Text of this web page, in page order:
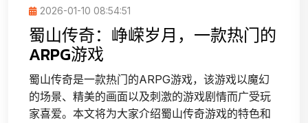
2026-01-10 08:54:51
蜀山传奇：峥嵘岁月，一款热门的
ARPG游戏
蜀山传奇是一款热门的ARPG游戏，该游戏以魔幻
的场景、精美的画面以及刺激的游戏剧情而广受玩
家喜爱。本文将为大家介绍蜀山传奇游戏的特色和